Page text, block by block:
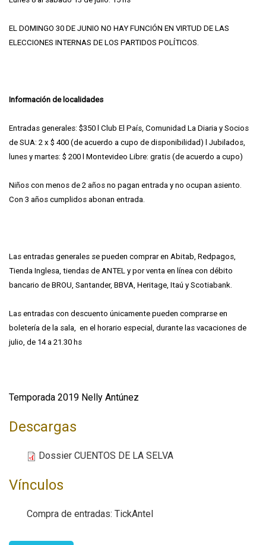
EL DOMINGO 30 DE JUNIO NO HAY FUNCIÓN EN VIRTUD DE LAS
ELECCIONES INTERNAS DE LOS PARTIDOS POLÍTICOS.
Información de localidades
Entradas generales: $350 l Club El País, Comunidad La Diaria y Socios
de SUA: 2 x $ 400 (de acuerdo a cupo de disponibilidad) l Jubilados,
lunes y martes: $ 200 l Montevideo Libre: gratis (de acuerdo a cupo)
Niños con menos de 2 años no pagan entrada y no ocupan asiento.
Con 3 años cumplidos abonan entrada.
Las entradas generales se pueden comprar en Abitab, Redpagos,
Tienda Inglesa, tiendas de ANTEL y por venta en línea con débito
bancario de BROU, Santander, BBVA, Heritage, Itaú y Scotiabank.
Las entradas con descuento únicamente pueden comprarse en
boletería de la sala, en el horario especial, durante las vacaciones de
julio, de 14 a 21.30 hs
Temporada 2019 Nelly Antúnez
Descargas
Dossier CUENTOS DE LA SELVA
Vínculos
Compra de entradas: TickAntel